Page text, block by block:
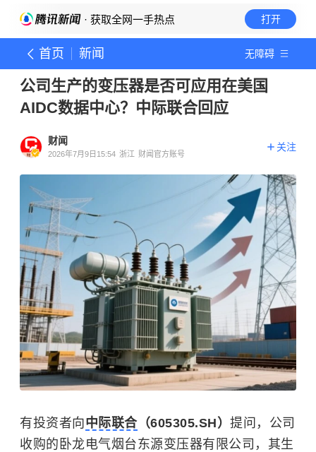
· 获取全网一手热点 打开
首页 新闻 无障碍
公司生产的变压器是否可应用在美国
AIDC数据中心？中际联合回应
财闻
2026年7月9日15:54 浙江 财闻官方账号
关注
有投资者向中际联合（605305.SH） 提问，公司
收购的卧龙电气烟台东源变压器有限公司，其生